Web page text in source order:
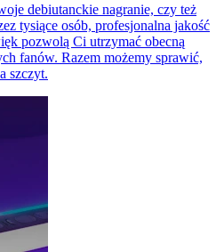
debiutanckie nagranie, czy też
tysiące osób, profesjonalna jakość
pozwolą Ci utrzymać obecną
fanów. Razem możemy sprawić,
szczyt.